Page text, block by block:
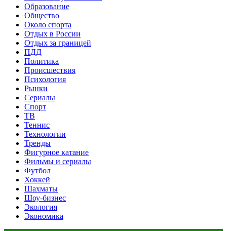
Образование
Общество
Около спорта
Отдых в России
Отдых за границей
ПДД
Политика
Происшествия
Психология
Рынки
Сериалы
Спорт
ТВ
Теннис
Технологии
Тренды
Фигурное катание
Фильмы и сериалы
Футбол
Хоккей
Шахматы
Шоу-бизнес
Экология
Экономика